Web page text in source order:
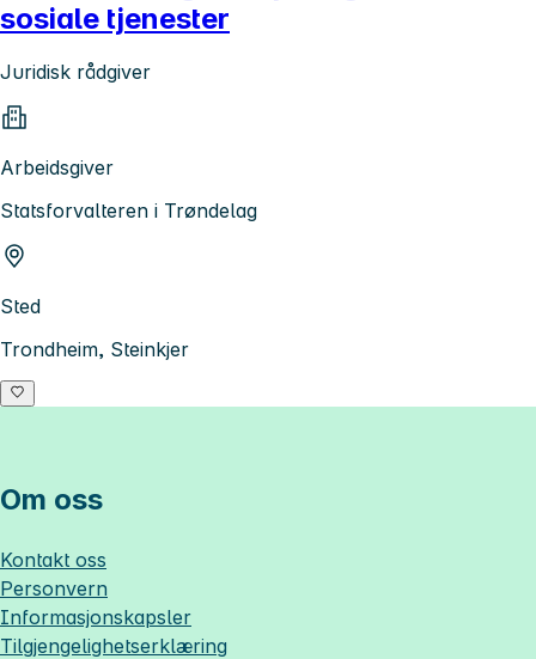
sosiale tjenester
Juridisk rådgiver
Arbeidsgiver
Statsforvalteren i Trøndelag
Sted
Trondheim, Steinkjer
Om oss
Kontakt oss
Personvern
Informasjonskapsler
Tilgjengelighetserklæring